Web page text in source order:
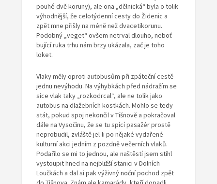
pouhé dvě koruny), ale ona „dělnická“ byla o tolik
výhodnější, že celotýdenní cesty do Židenic a
zpět mne přišly na méně než dvacetikorunu.
Podobný „veget“ ovšem netrval dlouho, neboť
bující ruka trhu nám brzy ukázala, zač je toho
loket.
Vlaky měly oproti autobusům při zpáteční cestě
jednu nevýhodu. Na výhybkách před nádražím se
sice vlak taky „rozkodrcal“, ale ne tolik jako
autobus na dlažebních kostkách. Mohlo se tedy
stát, pokud spoj nekončil v Tišnově a pokračoval
dále na Vysočinu, že se tu spící pasažér prostě
neprobudil, zvláště jel-li po nějaké vydařené
kulturní akci jedním z pozdně večerních vlaků.
Podařilo se mi to jednou, ale naštěstí jsem stihl
vystoupit hned na nejbližší stanici v Dolních
Loučkách a dal si pak výživný noční pochod zpět